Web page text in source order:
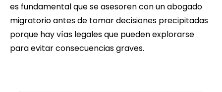
es fundamental que se asesoren con un abogado
migratorio antes de tomar decisiones precipitadas
porque hay vías legales que pueden explorarse
para evitar consecuencias graves.